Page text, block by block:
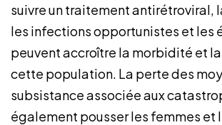
suivre un traitement antirétroviral,
les infections opportunistes et les
peuvent accroître la morbidité et
cette population. La perte des
subsistance associée aux
également pousser les femmes et